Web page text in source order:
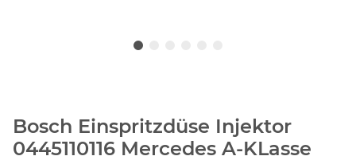
Bosch Einspritzdüse Injektor
0445110116 Mercedes A-KLasse